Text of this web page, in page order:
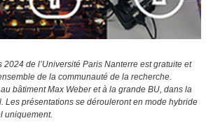
de l’Université Paris Nanterre est gratuite et
de la communauté de la recherche.
bâtiment Max Weber et à la grande BU, dans la
Les présentations se dérouleront en mode hybride
uniquement.